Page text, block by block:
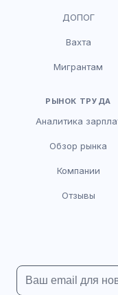
ДОПОГ
Вахта
Мигрантам
РЫНОК ТРУДА
Аналитика
Обзор рынка
Компании
Отзывы
HR-
Здравствуйте!
помочь?